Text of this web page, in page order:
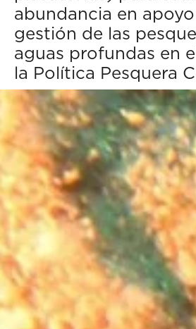
abundancia en
gestión de las
aguas profundas en
la Política Pesquera